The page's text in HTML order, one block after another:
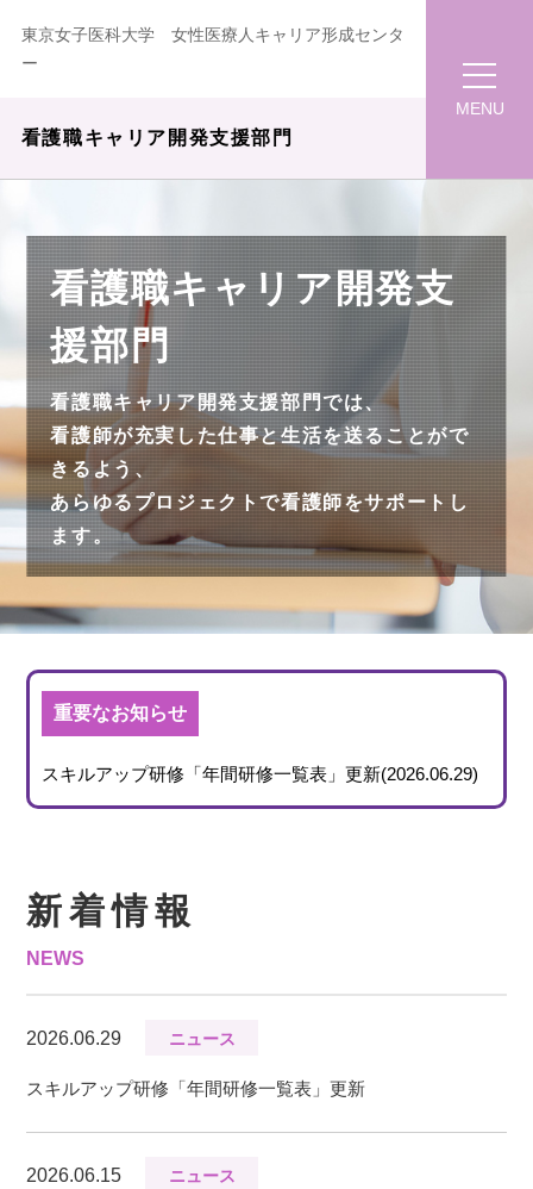
東京女子医科大学 女性医療人キャリア形成センタ
ー
看護職キャリア開発支援部門
MENU
看護職キャリア開発支
援部門
看護職キャリア開発支援部門では、
看護師が充実した仕事と生活を送ることがで
きるよう、
あらゆるプロジェクトで看護師をサポートし
ます。
重要なお知らせ
スキルアップ研修「年間研修一覧表」更新(2026.06.29)
新着情報
NEWS
2026.06.29 ニュース
スキルアップ研修「年間研修一覧表」更新
2026.06.15 ニュース